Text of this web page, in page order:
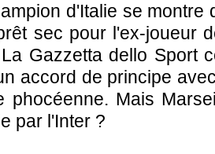
d'Italie se montre
sec pour l'ex-joueur
Gazzetta dello Sport
accord de principe
phocéenne. Mais
par l'Inter ?